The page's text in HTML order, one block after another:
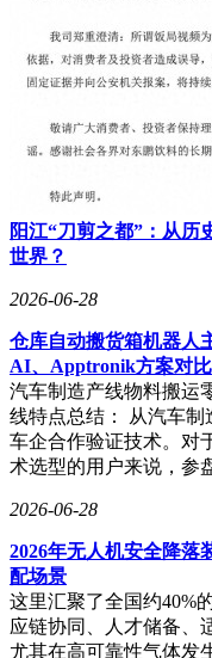
阳江“刀剪之都”：从历
世界？
2026-06-28
仓库自动搬货箱机器人
AI、Apptronik方案对比
汽车制造产线物料搬运
线特点总结： 从汽车
车企合作验证技术。对
术选型的用户来说，参
2026-06-28
2026年无人机安全降落
配场景
这里汇聚了全国约40%
应链协同、人才储备、
尤其在高可靠性气体发